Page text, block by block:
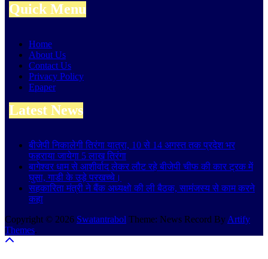
Quick Menu
Home
About Us
Contact Us
Privacy Policy
Epaper
Latest News
बीजेपी निकालेगी तिरंगा यात्रा, 10 से 14 अगस्त तक प्रदेश भर
फहराया जायेगा 5 लाख तिरंगा
बागेश्वर धाम से आशीर्वाद लेकर लौट रहे बीजेपी चीफ की कार ट्रक में
घुसा, गाडी के उड़े परखच्चे।
सहकारिता मंत्री ने बैंक अध्यक्षो की ली बैठक, सामंजस्य से काम करने
कहा
Copyright © 2026 Swatantrabol Theme: News Record By Artify
Themes.